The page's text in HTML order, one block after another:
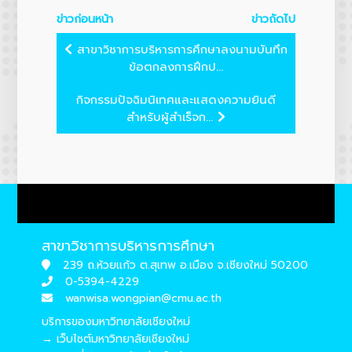
ข่าวก่อนหน้า
ข่าวถัดไป
สาขาวิชาการบริหารการศึกษาลงนามบันทึก
ข้อตกลงการฝึกป...
กิจกรรมปัจฉิมนิเทศและแสดงความยินดี
สำหรับผู้สำเร็จก...
สาขาวิชาการบริหารการศึกษา
239 ถ.ห้วยแก้ว ต.สุเทพ อ.เมือง จ.เชียงใหม่ 50200
0-5394-4229
wanwisa.wongpian@cmu.ac.th
บริการของมหาวิทยาลัยเชียงใหม่
→ เว็บไซต์มหาวิทยาลัยเชียงใหม่